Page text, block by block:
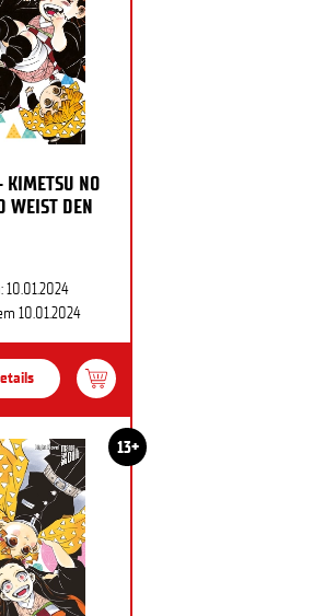
KIMETSU NO
WEIST DEN
10.01.2024
13+